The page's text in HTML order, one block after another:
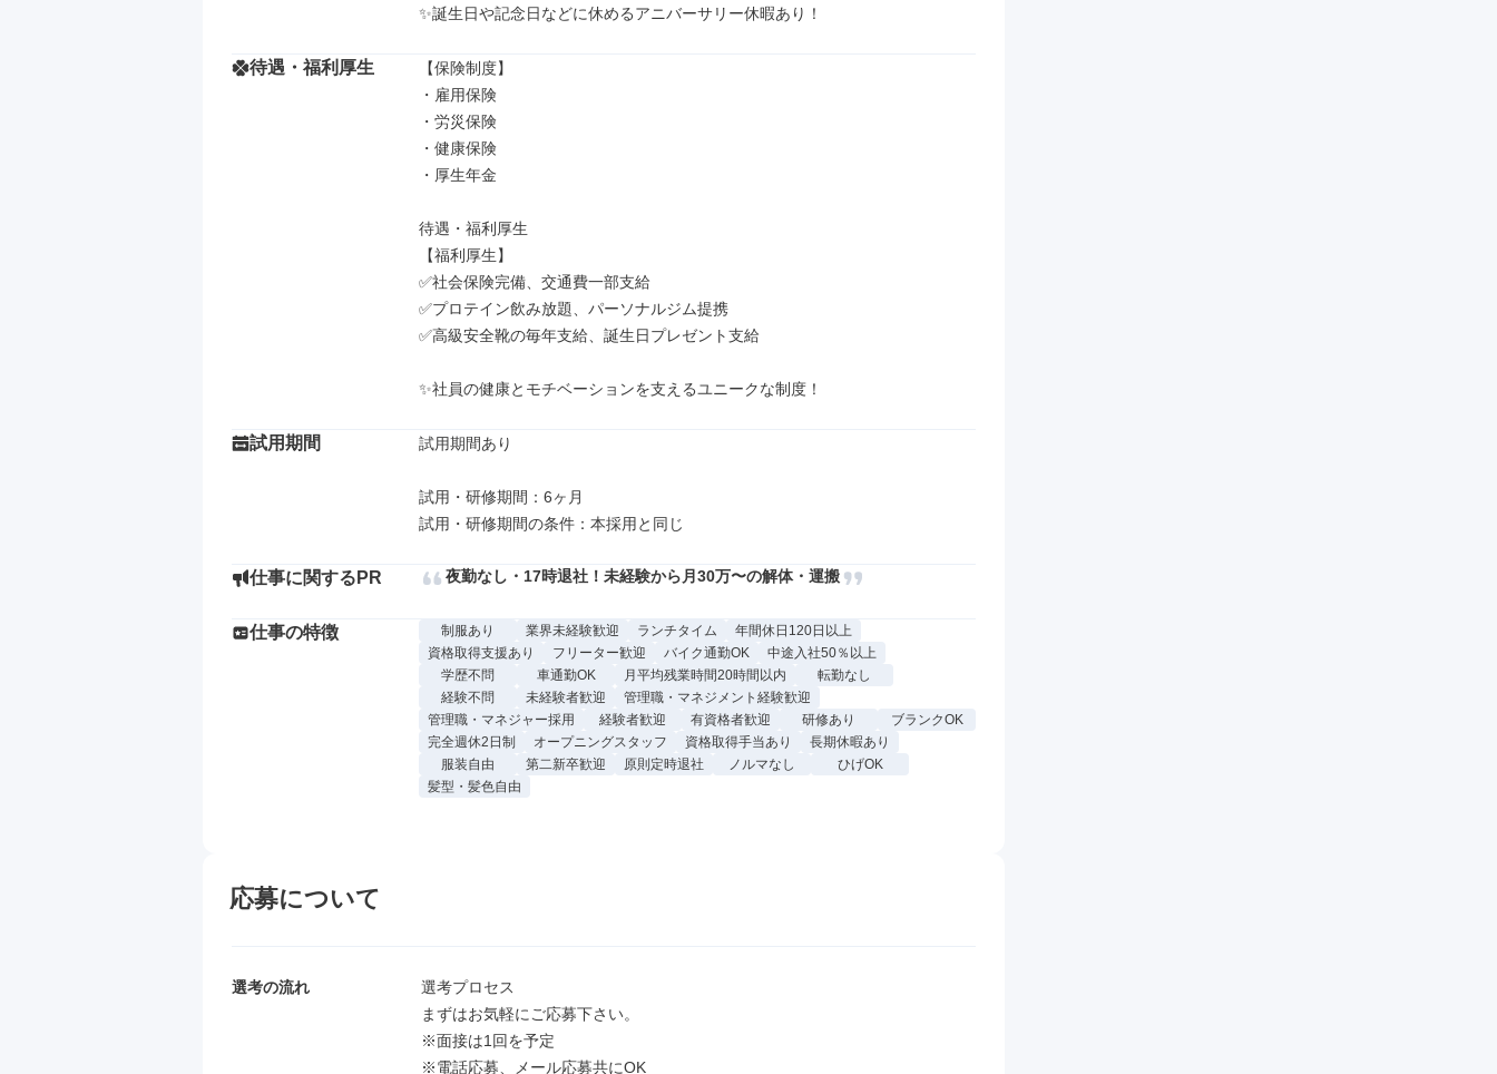
✨誕生日や記念日などに休めるアニバーサリー休暇あり！
待遇・福利厚生
【保険制度】
・雇用保険
・労災保険
・健康保険
・厚生年金
待遇・福利厚生
【福利厚生】
✅社会保険完備、交通費一部支給
✅プロテイン飲み放題、パーソナルジム提携
✅高級安全靴の毎年支給、誕生日プレゼント支給
✨社員の健康とモチベーションを支えるユニークな制度！
試用期間 試用期間あり
試用・研修期間：6ヶ月
仕事に関するPR 夜勤なし・17時退社！未経験から月30万〜の解体・運搬
仕事の特徴 制服あり 業界未経験歓迎 ランチタイム
年間休日120日以上
資格取得支援あり
フリーター歓迎 バイク通勤OK
中途入社50％以上
学歴不問
車通勤OK 月平均残業時間20時間以内
転勤なし
経験不問
未経験者歓迎
管理職・マネジメント経験歓迎
管理職・マネジャー採用
経験者歓迎 有資格者歓迎 研修あり
ブランクOK
完全週休2日制
オープニングスタッフ 資格取得手当あり
長期休暇あり
服装自由
第二新卒歓迎 原則定時退社 ノルマなし
ひげOK
髪型・髪色自由
応募について
選考の流れ
選考プロセス
まずはお気軽にご応募下さい。
※面接は1回を予定
※電話応募、メール応募共にOK